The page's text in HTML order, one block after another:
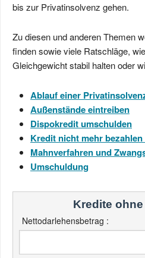
bis zur Privatinsolvenz gehen.
Zu diesen und anderen Themen
finden sowie viele Ratschläge,
Gleichgewicht stabil halten oder
Ablauf einer
Außenstände eintreiben
Dispokredit umschulden
Kredit nicht mehr
Mahnverfahren und
Umschuldung
Kredite ohne
Nettodarlehensbetrag :